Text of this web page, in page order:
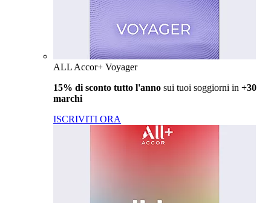
ALL Accor+ Voyager
15% di sconto tutto l'anno sui tuoi soggiorni in +30
marchi
ISCRIVITI ORA